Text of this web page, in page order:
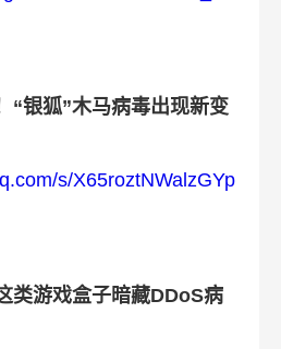
“银狐”木马病毒出现新变
s/X65roztNWalzGYp
类游戏盒子暗藏DDoS病